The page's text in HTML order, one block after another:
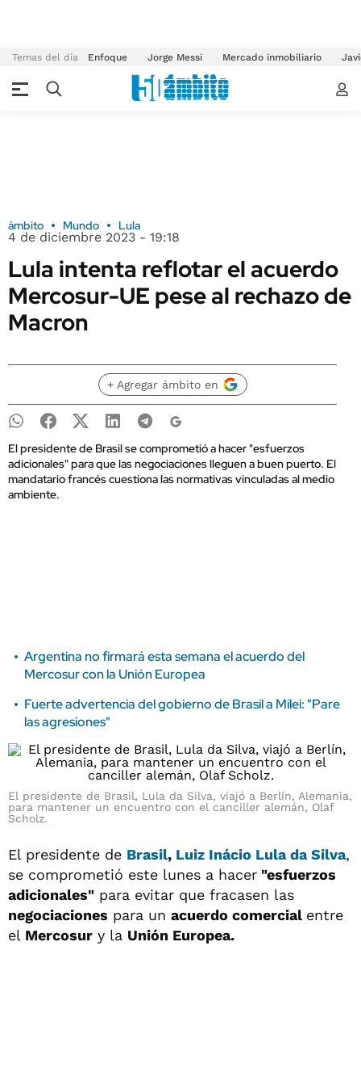
Temas del día Enfoque Jorge Messi Mercado inmobiliario
ámbito Mundo Lula
4 de diciembre 2023 - 19:18
Lula intenta reflotar el acuerdo
Mercosur-UE pese al rechazo de
Macron
+ Agregar ámbito en
El presidente de Brasil se comprometió a hacer "esfuerzos
adicionales" para que las negociaciones lleguen a buen puerto. El
mandatario francés cuestiona las normativas vinculadas al medio
ambiente.
Argentina no firmará esta semana el acuerdo del
Mercosur con la Unión Europea
Fuerte advertencia del gobierno de Brasil a Milei: "Pare
las agresiones"
El presidente de Brasil, Lula da Silva, viajó a Berlín, Alemania,
para mantener un encuentro con el canciller alemán, Olaf
Scholz.
El presidente de Brasil, Luiz Inácio Lula da Silva,
se comprometió este lunes a hacer "esfuerzos
adicionales" para evitar que fracasen las
negociaciones para un acuerdo comercial entre
el Mercosur y la Unión Europea.